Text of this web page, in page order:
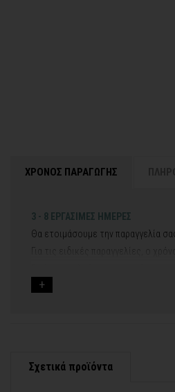
ΧΡΟΝΟΣ ΠΑΡΑΓΩΓΗΣ
3 - 8 ΕΡΓΑΣΙΜΕΣ ΗΜΕΡΕΣ
Θα ετοιμάσουμε την παραγγελία
Εάν η αποστολή
Σχετικά προϊόντα